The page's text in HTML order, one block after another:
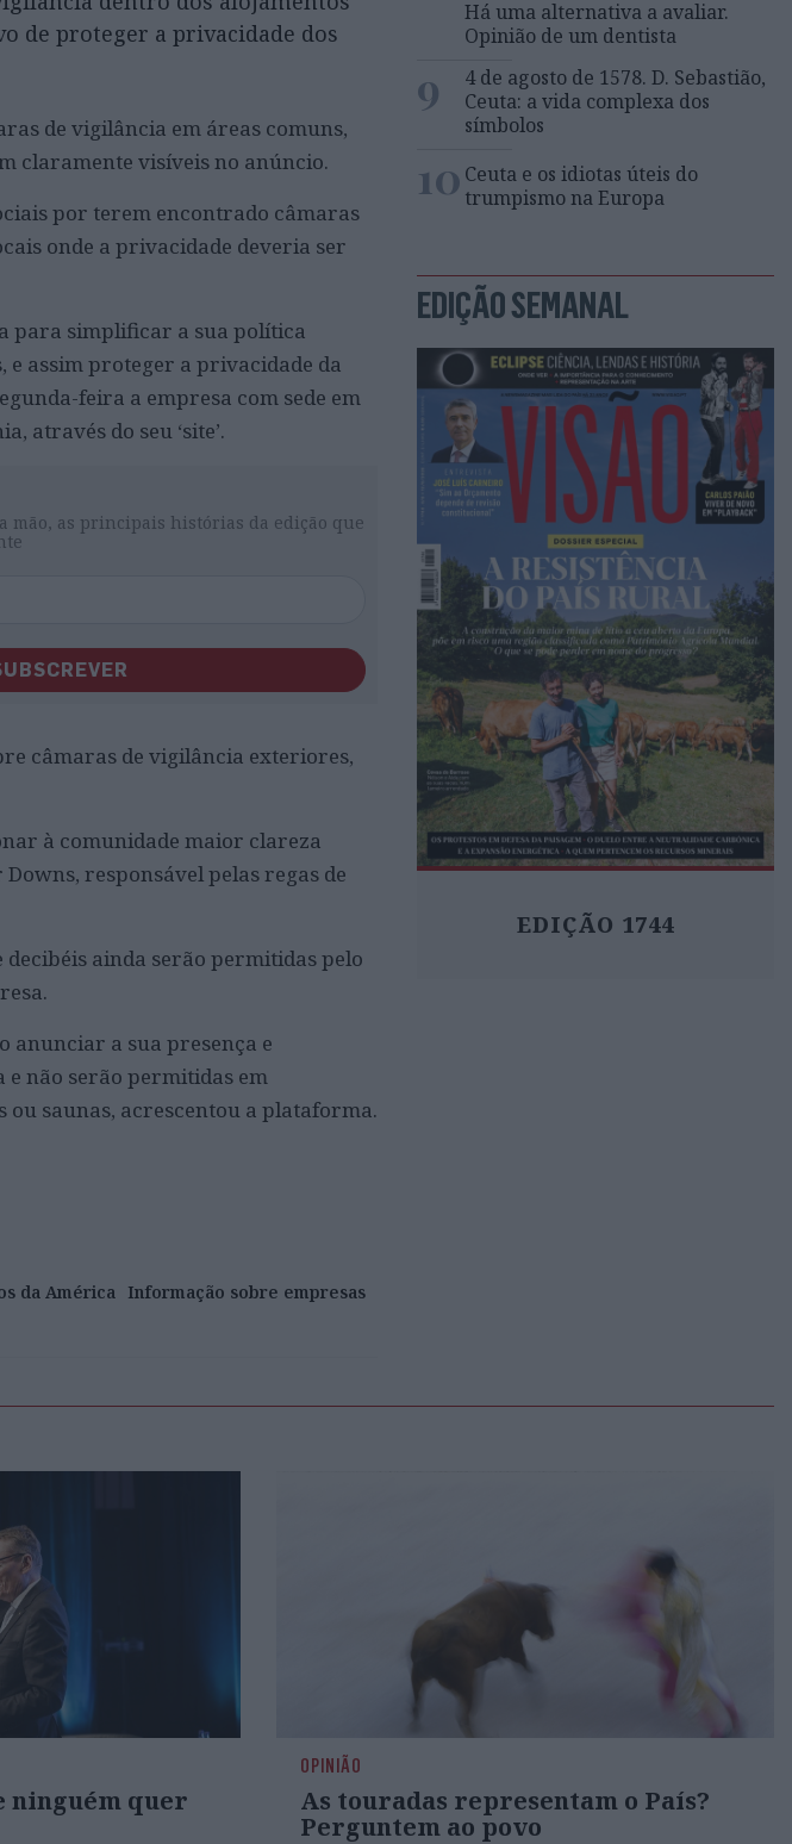
de proteger a privacidade dos
de vigilância em áreas comuns,
claramente visíveis no anúncio.
por terem encontrado câmaras
onde a privacidade deveria ser
para simplificar a sua política
assim proteger a privacidade da
feira a empresa com sede em
através do seu ‘site’.
mão, as principais histórias da edição que
câmaras de vigilância exteriores,
à comunidade maior clareza
responsável pelas regas de
decibéis ainda serão permitidas pelo
anunciar a sua presença e
não serão permitidas em
ou saunas, acrescentou a plataforma.
da América Informação sobre empresas
Há uma alternativa a avaliar.
Opinião de um dentista
9
4 de agosto de 1578. D. Sebastião,
Ceuta: a vida complexa dos
símbolos
10 Ceuta e os idiotas úteis do
trumpismo na Europa
EDIÇÃO SEMANAL
EDIÇÃO 1744
ninguém quer
OPINIÃO
As touradas representam o País?
Perguntem ao povo